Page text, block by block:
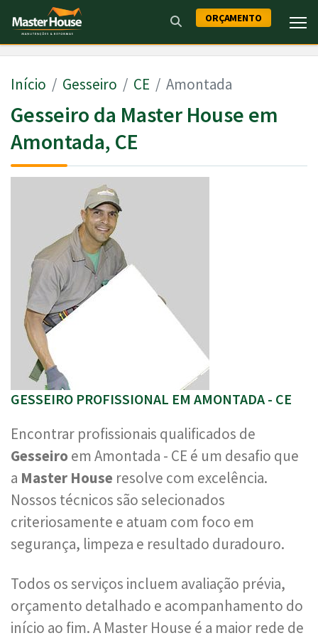
ORÇAMENTO
Início Gesseiro CE Amontada
Gesseiro da Master House em
Amontada, CE
GESSEIRO PROFISSIONAL EM AMONTADA - CE
Encontrar profissionais qualificados de
Gesseiro em Amontada - CE é um desafio que
a Master House resolve com excelência.
Nossos técnicos são selecionados
criteriosamente e atuam com foco em
segurança, limpeza e resultado duradouro.
Todos os serviços incluem avaliação prévia,
orçamento detalhado e acompanhamento do
início ao fim. A Master House é a maior rede de